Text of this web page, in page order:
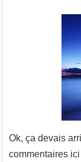
Ok, ça devais
commentaires